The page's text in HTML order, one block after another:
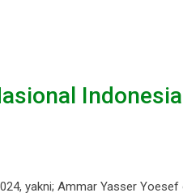
Indonesia
yakni; Ammar Yasser Yoesef